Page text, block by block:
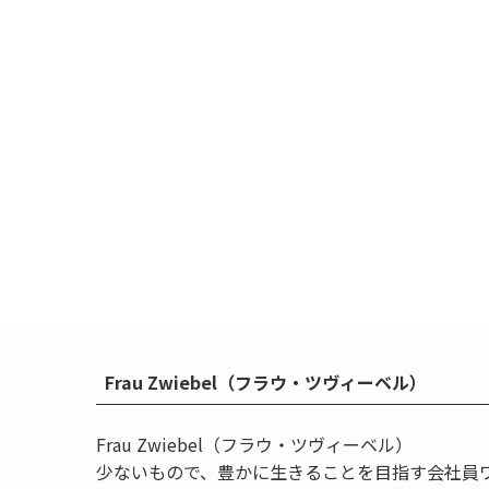
Frau Zwiebel（フラウ・ツヴィーベル）
Frau Zwiebel（フラウ・ツヴィーベル）
少ないもので、豊かに生きることを目指す会社員